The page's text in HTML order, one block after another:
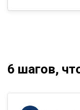
6 шагов,